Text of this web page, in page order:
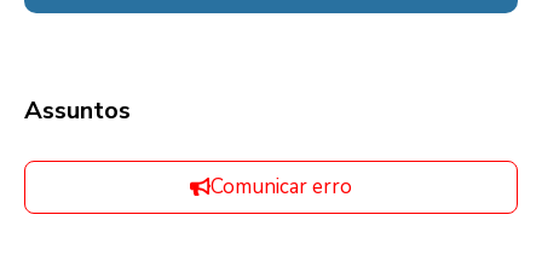
Assuntos
Comunicar erro